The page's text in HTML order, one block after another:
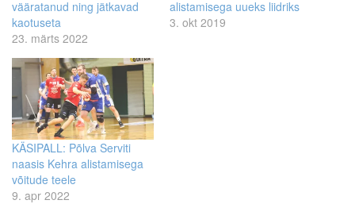
vääratanud ning jätkavad
kaotuseta
23. märts 2022
alistamisega uueks liidriks
3. okt 2019
KÄSIPALL: Põlva Serviti
naasis Kehra alistamisega
võitude teele
9. apr 2022